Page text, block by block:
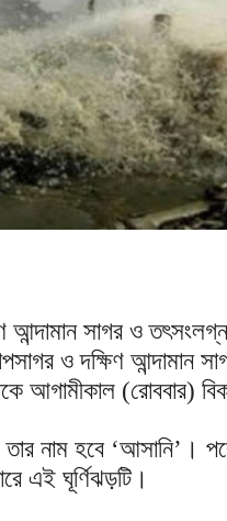
আন্দামান সাগর ও
ও দক্ষিণ আন্দামান
আগামীকাল (রোববার)
নাম হবে ‘আসানি’।
এই ঘূর্ণিঝড়টি।